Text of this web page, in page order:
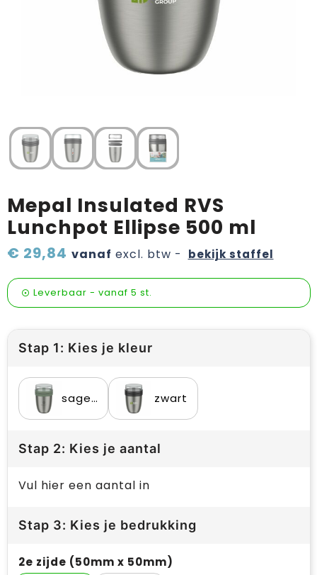
Verzorging & welness
Sinterklaas artikelen
Wijn, bier en proeverij
Zomerpakketten
Mepal Insulated RVS
Lunchpot Ellipse 500 ml
€ 29,84 vanaf excl. btw - bekijk staffel
Leverbaar - vanaf 5 st.
Stap 1: Kies je kleur
sage green zwart
Stap 2: Kies je aantal
Vul hier een aantal in
Stap 3: Kies je bedrukking
2e zijde (50mm x 50mm)